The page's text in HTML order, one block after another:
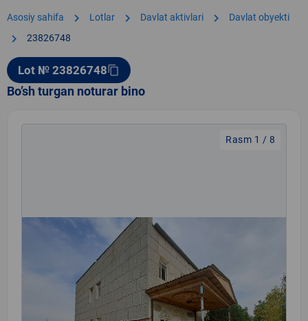
Asosiy sahifa chevron_right Lotlar chevron_right Davlat aktivlari chevron_right Davlat obyekti
chevron_right 23826748
Lot № 23826748content_copy
Bo’sh turgan noturar bino
Rasm 1 / 8